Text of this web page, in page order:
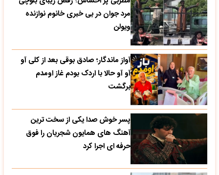
مرد جوان در بی خبری خانوم نوازنده
ویولن
آواز ماندگار؛ صادق بوقی بعد از کلی آو
آو آو حالا با اردک بودم غاز اومدم
برگشت
پسر خوش صدا یکی از سخت ترین
آهنگ های همایون شجریان را فوق
حرفه ای اجرا کرد